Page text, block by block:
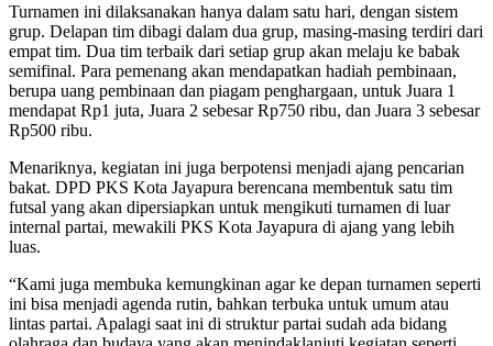
‎Turnamen ini dilaksanakan hanya dalam satu hari, dengan sistem
grup. Delapan tim dibagi dalam dua grup, masing-masing terdiri dari
empat tim. Dua tim terbaik dari setiap grup akan melaju ke babak
semifinal. Para pemenang akan mendapatkan hadiah pembinaan,
berupa uang pembinaan dan piagam penghargaan, untuk Juara 1
mendapat Rp1 juta, Juara 2 sebesar Rp750 ribu, dan Juara 3 sebesar
Rp500 ribu.
‎Menariknya, kegiatan ini juga berpotensi menjadi ajang pencarian
bakat. DPD PKS Kota Jayapura berencana membentuk satu tim
futsal yang akan dipersiapkan untuk mengikuti turnamen di luar
internal partai, mewakili PKS Kota Jayapura di ajang yang lebih
luas.
‎“Kami juga membuka kemungkinan agar ke depan turnamen seperti
ini bisa menjadi agenda rutin, bahkan terbuka untuk umum atau
lintas partai. Apalagi saat ini di struktur partai sudah ada bidang